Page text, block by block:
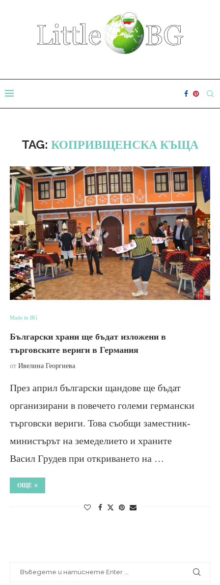
TAG: КОПРИВЩЕНСКА КЪЩА
Made in BG
Български храни ще бъдат изложени в
търговските вериги в Германия
от Ивелина Георгиева
През април български щандове ще бъдат
организирани в повечето големи германски
търговски вериги. Това съобщи заместник-
министърът на земеделието и храните
Васил Грудев при откриването на …
ОЩЕ